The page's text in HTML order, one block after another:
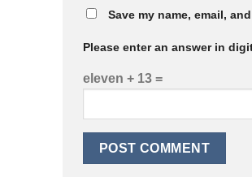
Save my name, email,
Please enter an answer in
eleven + 13 =